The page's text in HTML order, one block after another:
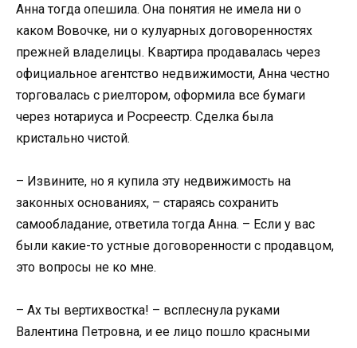
Анна тогда опешила. Она понятия не имела ни о
каком Вовочке, ни о кулуарных договоренностях
прежней владелицы. Квартира продавалась через
официальное агентство недвижимости, Анна честно
торговалась с риелтором, оформила все бумаги
через нотариуса и Росреестр. Сделка была
кристально чистой.
– Извините, но я купила эту недвижимость на
законных основаниях, – стараясь сохранить
самообладание, ответила тогда Анна. – Если у вас
были какие-то устные договоренности с продавцом,
это вопросы не ко мне.
– Ах ты вертихвостка! – всплеснула руками
Валентина Петровна, и ее лицо пошло красными